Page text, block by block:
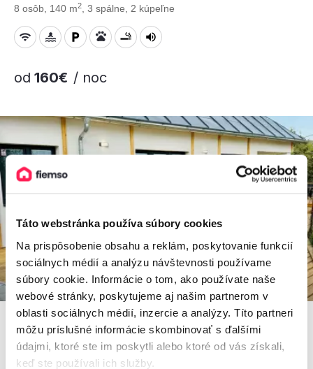
Táto webstránka používa súbory cookies
Na prispôsobenie obsahu a reklám, poskytovanie funkcií
sociálnych médií a analýzu návštevnosti používame
súbory cookie. Informácie o tom, ako používate naše
webové stránky, poskytujeme aj našim partnerom v
oblasti sociálnych médií, inzercie a analýzy. Títo partneri
môžu príslušné informácie skombinovať s ďalšími
údajmi, ktoré ste im poskytli alebo ktoré od vás získali,
keď ste používali ich služby.
8 osôb, 140 m2 , 3 spálne, 2 kúpeľne
od 160€ / noc
Chata Vivienn